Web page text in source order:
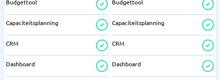
Budgettool
Capaciteitsplanning
CRM
Dashboard
Budgettool
Capaciteitsplanning
CRM
Dashboard